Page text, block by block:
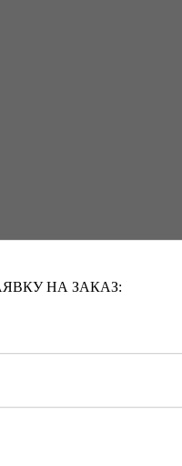
НА ЗАКАЗ: